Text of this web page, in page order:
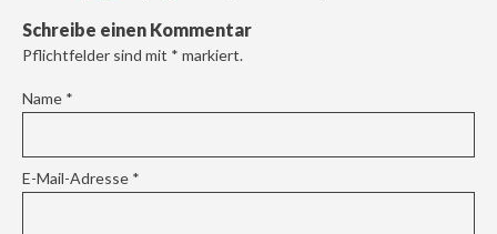
Schreibe einen Kommentar
Pflichtfelder sind mit * markiert.
Name *
E-Mail-Adresse *